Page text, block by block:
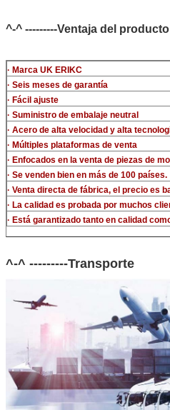
^-^ ---------Ventaja del producto
· Marca UK ERIKC
· Seis meses de garantía
· Fácil ajuste
· Suministro de embalaje neutral
· Acero de alta velocidad y alta
· Múltiples plataformas de venta
· Enfocados en la venta de piezas de
· Se venden bien en más de 100 países.
· Venta directa de fábrica, el precio es
· La calidad es probada por muchos
· Está garantizado tanto en calidad
^-^ ---------Transporte